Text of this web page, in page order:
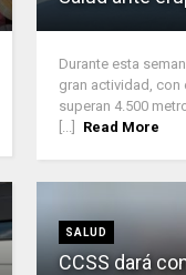
Durante esta
gran actividad, con
superan 4.500
[...]
Read More
SALUD
CCSS dará